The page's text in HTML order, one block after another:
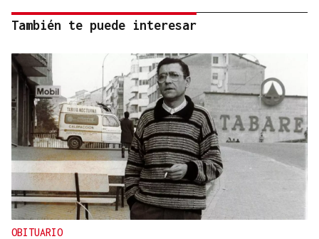
También te puede interesar
OBITUARIO